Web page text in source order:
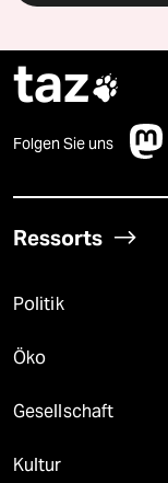
taz
Folgen Sie uns
Ressorts
Politik
Öko
Gesellschaft
Kultur